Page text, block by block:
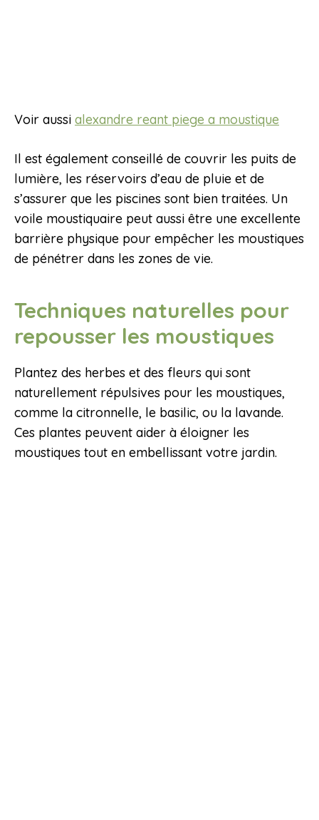
Voir aussi alexandre reant piege a moustique
Il est également conseillé de couvrir les puits de
lumière, les réservoirs d’eau de pluie et de
s’assurer que les piscines sont bien traitées. Un
voile moustiquaire peut aussi être une excellente
barrière physique pour empêcher les moustiques
de pénétrer dans les zones de vie.
Techniques naturelles pour
repousser les moustiques
Plantez des herbes et des fleurs qui sont
naturellement répulsives pour les moustiques,
comme la citronnelle, le basilic, ou la lavande.
Ces plantes peuvent aider à éloigner les
moustiques tout en embellissant votre jardin.